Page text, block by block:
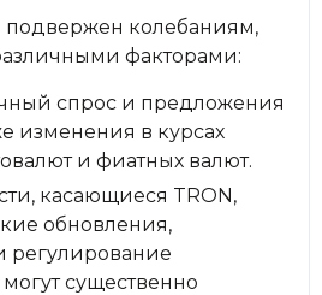
подвержен колебаниям,
факторами:
спрос и предложения
изменения в курсах
и фиатных валют.
касающиеся TRON,
обновления,
регулирование
существенно